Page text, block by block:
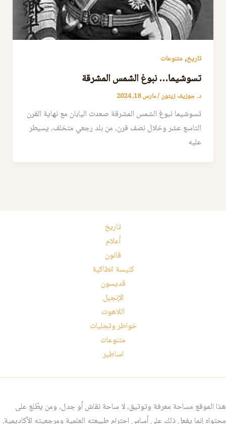
تاريخ,متنوعات
تسوشيما… نبوغ الشمس المشرقة
د. جوزيف زيتون/مارس 18, 2024
تسوشيما نبوغ الشمس المشرقة صعدت اليابان مع نهاية القرن
التاسع عشر وخلال نصف قرن، من بلد رجعي متخلف، يسيطر
عليه
تاريخ
أعلام
قانون
كنيسة انطاكية
قديسون
الإنجيل
اللاهوت
خواطر وتجليات
متنوعات
اساطير
هذا الموقع مساحة معرفة وتوثيق، لا ساحة نقاش أو جدل، ومن يطّلع على
محتواه إنما يفعل ذلك على أساس احترام طبيعته العلمية ومرجعيته الأكاديمية.